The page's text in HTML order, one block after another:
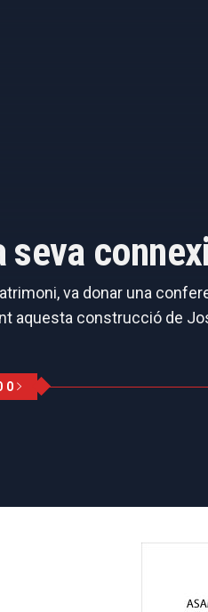
va donar una
aquesta construcció de